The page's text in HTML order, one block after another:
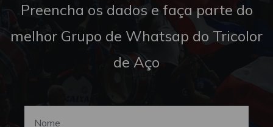
Preencha os dados e faça parte do
melhor Grupo de Whatsap do Tricolor
de Aço